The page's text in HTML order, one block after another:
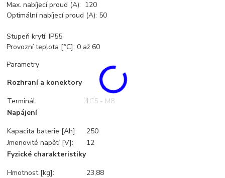
Max. nabíjecí proud (A): 120
Optimální nabíjecí proud (A): 50
Stupeň krytí: IP55
Provozní teplota [°C]: 0 až 60
Parametry
Rozhraní a konektory
Terminál:
LC5 - M8
Napájení
Kapacita baterie [Ah]:
250
Jmenovité napětí [V]:
12
Fyzické charakteristiky
Hmotnost [kg]:
23,88